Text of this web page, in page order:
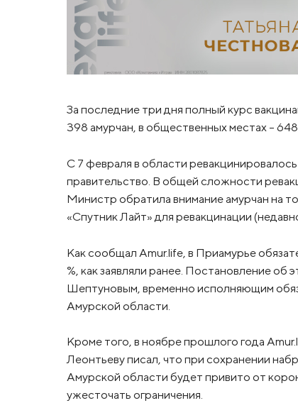
За последние три дня полный курс
398 амурчан, в общественных местах – 648.
С 7 февраля в области
правительство. В общей сложности
Министр обратила внимание амурчан на
«Спутник Лайт» для ревакцинации
Как сообщал Amur.life, в Приамурье
%, как заявляли ранее. Постановление
Шептуновым, временно исполняющим
Амурской области.
Кроме того, в ноябре прошлого года
Леонтьеву писал, что при сохранении
Амурской области будет привито от
ужесточать ограничения.